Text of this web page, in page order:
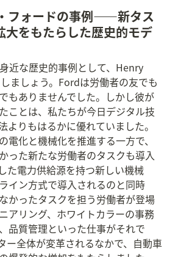
フォードの事例——新タス
大をもたらした歴史的モデ
近な歴史的事例として、Henry
ましょう。Fordは労働者の友でも
もありませんでした。しかし彼が
ことは、私たちが今日デジタル技
よりもはるかに優れていました。
電化と機械化を推進する一方で、
った新たな労働者のタスクも導入
た電力供給源を持つ新しい機械
イン方式で導入されるのと同時
かったタスクを担う労働者が登場
アリング、ホワイトカラーの事務
品質管理といった仕事がそれで
ー全体が変革されるなかで、自動車